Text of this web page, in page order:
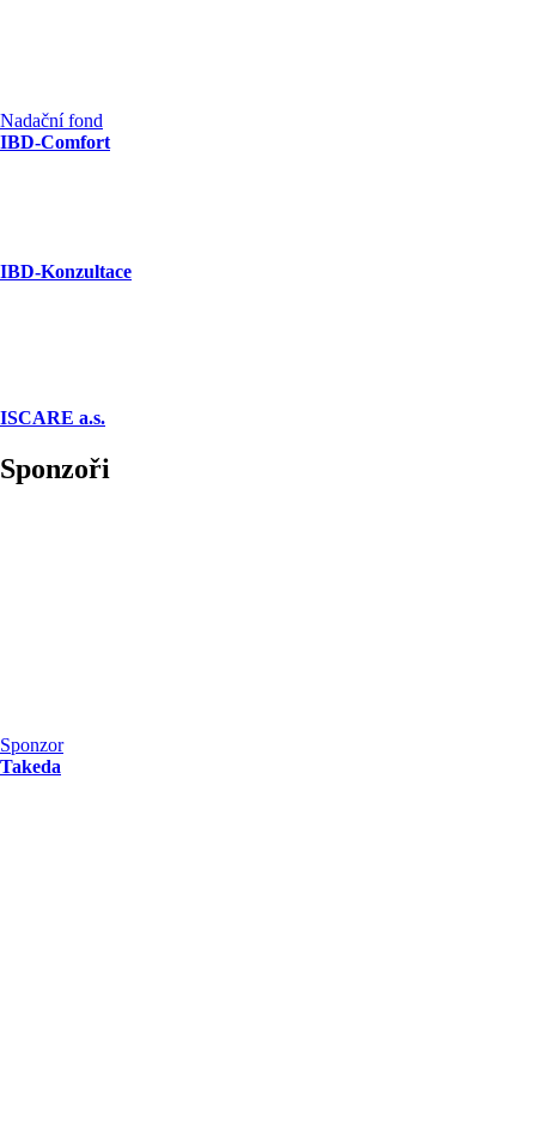
Nadační fond
IBD-Comfort
IBD-Konzultace
ISCARE a.s.
Sponzoři
Sponzor
Takeda